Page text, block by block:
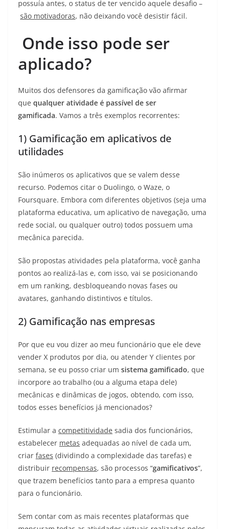
possuía antes, o status de ter vencido aquele desafio –
são motivadoras, não deixando você desistir fácil.
Onde isso pode ser
aplicado?
Muitos dos defensores da gamificação vão afirmar
que qualquer atividade é passível de ser
gamificada. Vamos a três exemplos recorrentes:
1) Gamificação em aplicativos de
utilidades
São inúmeros os aplicativos que se valem desse
recurso. Podemos citar o Duolingo, o Waze, o
Foursquare. Embora com diferentes objetivos (seja uma
plataforma educativa, um aplicativo de navegação, uma
rede social, ou qualquer outro) todos possuem uma
mecânica parecida.
São propostas atividades pela plataforma, você ganha
pontos ao realizá-las e, com isso, vai se posicionando
em um ranking, desbloqueando novas fases ou
avatares, ganhando distintivos e títulos.
2) Gamificação nas empresas
Por que eu vou dizer ao meu funcionário que ele deve
vender X produtos por dia, ou atender Y clientes por
semana, se eu posso criar um sistema gamificado, que
incorpore ao trabalho (ou a alguma etapa dele)
mecânicas e dinâmicas de jogos, obtendo, com isso,
todos esses benefícios já mencionados?
Estimular a competitividade sadia dos funcionários,
estabelecer metas adequadas ao nível de cada um,
criar fases (dividindo a complexidade das tarefas) e
distribuir recompensas, são processos “gamificativos”,
que trazem benefícios tanto para a empresa quanto
para o funcionário.
Sem contar com as mais recentes plataformas que